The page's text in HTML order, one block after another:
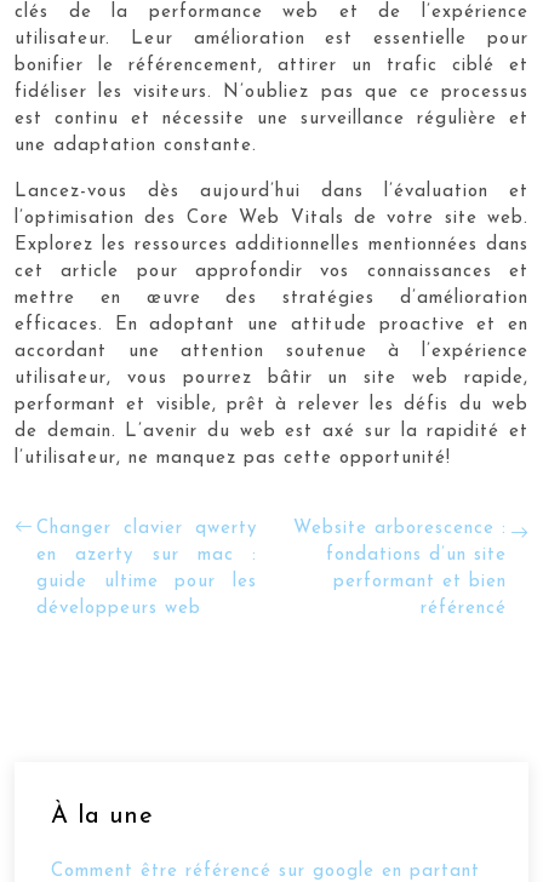
clés de la performance web et de l’expérience
utilisateur. Leur amélioration est essentielle pour
bonifier le référencement, attirer un trafic ciblé et
fidéliser les visiteurs. N’oubliez pas que ce processus
est continu et nécessite une surveillance régulière et
une adaptation constante.
Lancez-vous dès aujourd’hui dans l’évaluation et
l’optimisation des Core Web Vitals de votre site web.
Explorez les ressources additionnelles mentionnées dans
cet article pour approfondir vos connaissances et
mettre en œuvre des stratégies d’amélioration
efficaces. En adoptant une attitude proactive et en
accordant une attention soutenue à l’expérience
utilisateur, vous pourrez bâtir un site web rapide,
performant et visible, prêt à relever les défis du web
de demain. L’avenir du web est axé sur la rapidité et
l’utilisateur, ne manquez pas cette opportunité!
Changer clavier qwerty
en azerty sur mac :
guide ultime pour les
développeurs web
Website arborescence :
fondations d’un site
performant et bien
référencé
À la une
Comment être référencé sur google en partant